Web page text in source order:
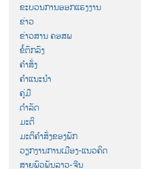
ຂະບວນການອອກແຮງງານ
ຂ່າວ
ຂ່າວສານ ຄອສພ
ຂໍ້ຕົກລົງ
ຄຳສັ່ງ
ຄຳແນະນຳ
ຄູ່ມື
ດຳລັດ
ມະຕິ
ມະຕິຄຳສັ່ງຂອງພັກ
ວຽກງານການເມືອງ-ແນວຄິດ
ສາຍພົວພັນລາວ-ຈີນ